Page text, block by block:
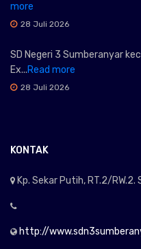
more
28 Juli 2026
SD Negeri 3 Sumberanyar
Ex...Read more
28 Juli 2026
KONTAK
Kp. Sekar Putih, RT.2/
http://